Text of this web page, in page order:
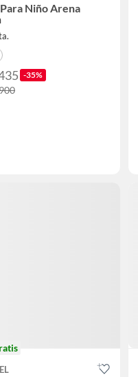
Niño Arena
-35%